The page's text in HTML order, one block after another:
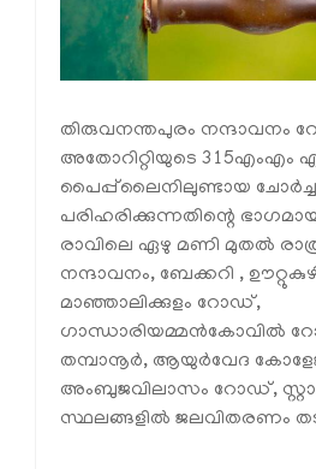
തിരുവനന്തപുരം നന്ദാവനം
അതോറിറ്റിയുടെ 315എംഎം
പൈപ്പ്‌ലൈനിലുണ്ടായ ചോർച്ച
പരിഹരിക്കുന്നതിന്റെ
രാവിലെ ഏഴു മണി മുതൽ
നന്ദാവനം, ബേക്കറി ,
മാഞ്ഞാലിക്കുളം റോഡ്,
ഗാന്ധാരിയമ്മൻകോവിൽ
തമ്പാനൂർ, ആയുർവേദ
അംബുജവിലാസം റോഡ്,
സ്ഥലങ്ങളിൽ ജലവിതരണം